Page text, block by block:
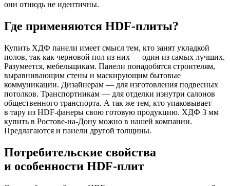
они отнюдь не идентичны.
Где применяются HDF-плиты?
Купить ХДФ панели имеет смысл тем, кто занят укладкой
полов, так как черновой пол из них — один из самых лучших.
Разумеется, мебельщикам. Панели понадобятся строителям,
выравнивающим стены и маскирующим бытовые
коммуникации. Дизайнерам — для изготовления подвесных
потолков. Транспортникам — для отделки изнутри салонов
общественного транспорта. А так же тем, кто упаковывает
в тару из HDF-фанеры свою готовую продукцию. ХДФ 3 мм
купить в Ростове-на-Дону можно в нашей компании.
Предлагаются и панели другой толщины.
Потребительские свойства
и особенности HDF-плит